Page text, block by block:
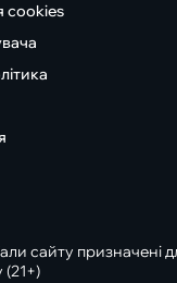
cookies
сайту призначені
(21+)